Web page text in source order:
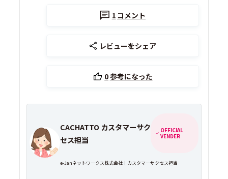
1 コメント
レビューをシェア
0参考になった
CACHATTO カスタマーサク
セス担当
OFFICIAL
VENDER
e-Janネットワークス株式会社｜カスタマーサクセス担当